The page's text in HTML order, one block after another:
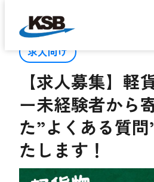
ホーム
コウショウ物流を知る
代表メッセージ
求人向け
【求人募集】軽
ー未経験者から
た”よくある質
たします！